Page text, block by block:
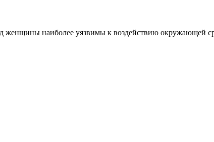
женщины наиболее уязвимы к воздействию окружающей